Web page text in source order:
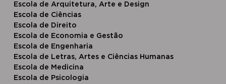
Escola de Arquitetura, Arte e Design
Escola ​de Ciências
Escola d​e Direito
Escola de Economia e Gestão
Escola de Engenharia
Escola de Letras, Artes e Ciências Humanas
Escola de Medicina
Escola de Psicologia